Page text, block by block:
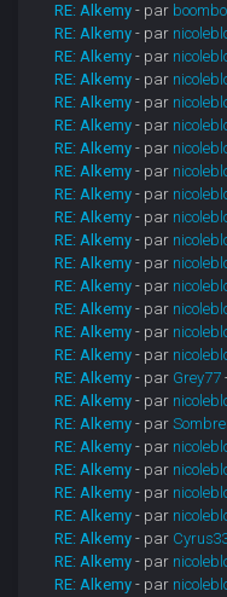
RE: Alkemy - par boombo
RE: Alkemy - par
RE: Alkemy - par
RE: Alkemy - par
RE: Alkemy - par
RE: Alkemy - par
RE: Alkemy - par
RE: Alkemy - par
RE: Alkemy - par
RE: Alkemy - par
RE: Alkemy - par
RE: Alkemy - par
RE: Alkemy - par
RE: Alkemy - par
RE: Alkemy - par
RE: Alkemy - par
RE: Alkemy - par Grey77
RE: Alkemy - par
RE: Alkemy - par
RE: Alkemy - par
RE: Alkemy - par
RE: Alkemy - par
RE: Alkemy - par
RE: Alkemy - par
RE: Alkemy - par
RE: Alkemy - par